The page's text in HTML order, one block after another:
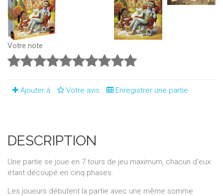
Votre note
Ajouter à Votre avis Enregistrer une partie
DESCRIPTION
Une partie se joue en 7 tours de jeu maximum, chacun d'eux
étant découpé en cinq phases.
Les joueurs débutent la partie avec une même somme